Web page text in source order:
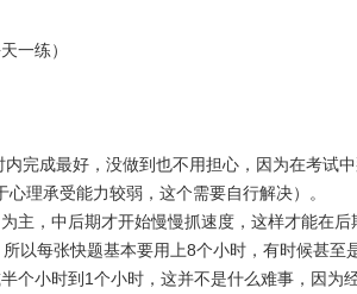
一练）
完成最好，没做到也不用担心，因为在考试
理承受能力较弱，这个需要自行解决）。
主，中后期才开始慢慢抓速度，这样才能在
以每张快题基本要用上8个小时，有时候甚
个小时到1个小时，这并不是什么难事，因为